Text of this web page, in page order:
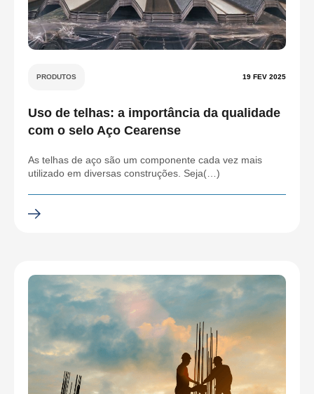
PRODUTOS 19 FEV 2025
Uso de telhas: a importância da qualidade
com o selo Aço Cearense
As telhas de aço são um componente cada vez mais
utilizado em diversas construções. Seja(…)